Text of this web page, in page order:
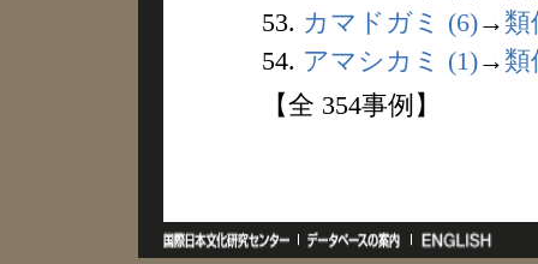
53. カマドガミ (6)→ 類
54. アマシカミ (1)→ 類
【全 354事例】